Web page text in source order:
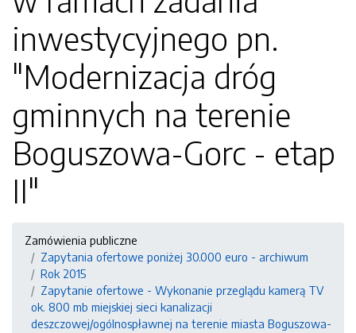
inwestycyjnego pn.
"Modernizacja dróg
gminnych na terenie
Boguszowa-Gorc - etap
II"
Zamówienia publiczne
Zapytania ofertowe poniżej 30.000 euro - archiwum
Rok 2015
Zapytanie ofertowe - Wykonanie przeglądu kamerą TV
ok. 800 mb miejskiej sieci kanalizacji
deszczowej/ogólnospławnej na terenie miasta Boguszowa-